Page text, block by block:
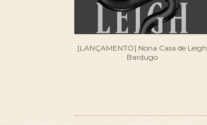
[LANÇAMENTO] Nona Casa de Leigh
Bardugo